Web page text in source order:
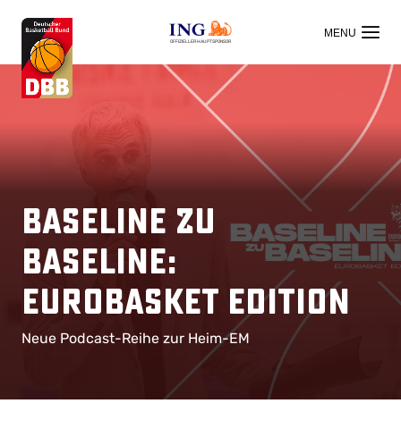
OFFIZIELLER HAUPTSPONSOR
Baseline zu
Baseline:
EuroBasket Edition
Neue Podcast-Reihe zur Heim-EM